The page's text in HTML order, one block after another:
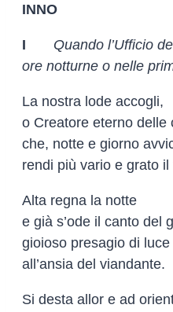
INNO
I
Quando l’Ufficio
ore notturne o nelle
La nostra lode accogli,
o Creatore eterno delle
che, notte e giorno
rendi più vario e grato il
Alta regna la notte
e già s’ode il canto del
gioioso presagio di luce
all’ansia del viandante.
Si desta allor e ad